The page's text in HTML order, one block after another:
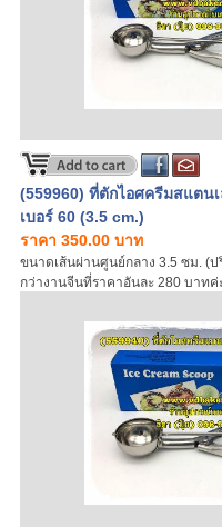
(559960) ที่ตักไอศครีมสแตน
เบอร์ 60 (3.5 cm.)
ราคา 350.00 บาท
ขนาดเส้นผ่านศูนย์กลาง 3.5 ซม. (
กว่างานจีนที่ราคาอันละ 280 บาทค่